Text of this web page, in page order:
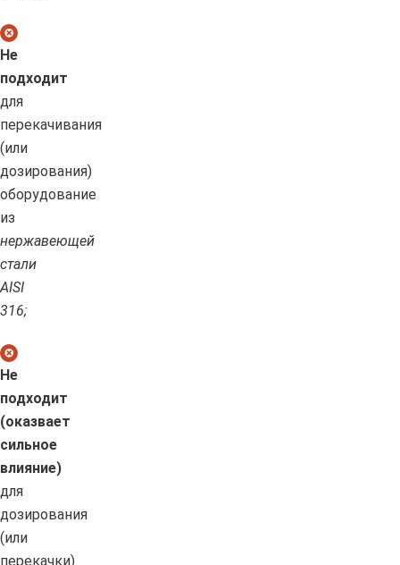
Не
подходит
для
перекачивания
(или
дозирования)
оборудование
из
нержавеющей
стали
AISI
316;
Не
подходит
(оказвает
сильное
влияние)
для
дозирования
(или
перекачки)